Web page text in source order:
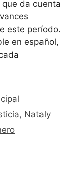
da cuenta
este período.
en español,
, Nataly